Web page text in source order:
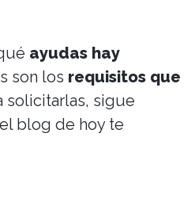
ayudas hay
son los requisitos que
solicitarlas, sigue
blog de hoy te